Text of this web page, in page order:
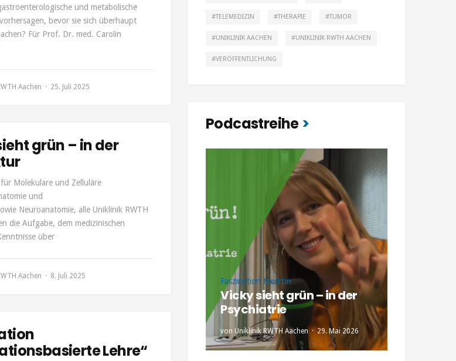
und metabolische
bevor sie sich überhaupt
Für Prof. Dr. med. Carolin
Aachen 25. Juli 2025
grün – in der
Molekulare und Zelluläre
und
Neuroanatomie, alle Uniklinik RWTH
die Aufgabe, dem medizinischen
über
Aachen 8. Juli 2025
Lehre“
TELEMEDIZIN THERAPIE TUMOR
UNIKLINIK AACHEN UNIKLINIK RWTH AACHEN
VERÖFFENTLICHUNG
Podcastreihe
Faszination Medizin
Vicky sieht grün – in der
Psychiatrie
von Uniklinik RWTH Aachen 29. Mai 2026